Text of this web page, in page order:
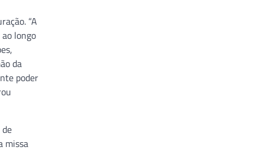
“A
longo
da
poder
missa